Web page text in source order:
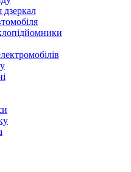
дзеркал